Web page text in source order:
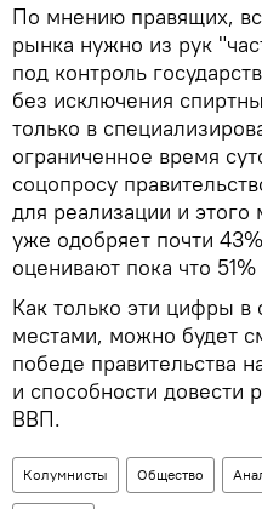
По мнению правящих,
рынка нужно из рук
под контроль
без исключения
только в
ограниченное время
соцопросу
для реализации и
уже одобряет почти
оценивают пока что
Как только эти цифры в
местами, можно будет
победе правительства
и способности довести
ВВП.
Колумнисты Общество